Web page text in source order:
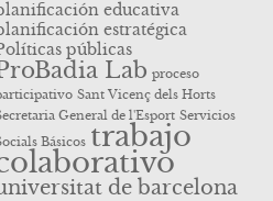
educativa
estratégica
públicas
Lab proceso
Sant Vicenç dels Horts
General de l'Esport Servicios
Básicos trabajo
de barcelona